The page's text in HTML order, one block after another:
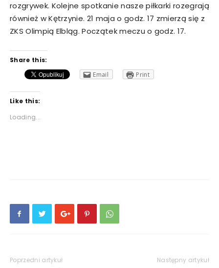
rozgrywek. Kolejne spotkanie nasze piłkarki rozegrają
również w Kętrzynie. 21 maja o godz. 17 zmierzą się z
ZKS Olimpią Elbląg. Początek meczu o godz. 17.
Share this:
Email
Print
Like this:
Loading...
Poprzedni artykuł Następny artykuł